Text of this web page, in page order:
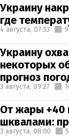
Украину
где
4 августа, 07:33
Украину
некоторых
прогноз
3 августа, 09:27
От жары +40
шквалами:
3 августа, 08:00